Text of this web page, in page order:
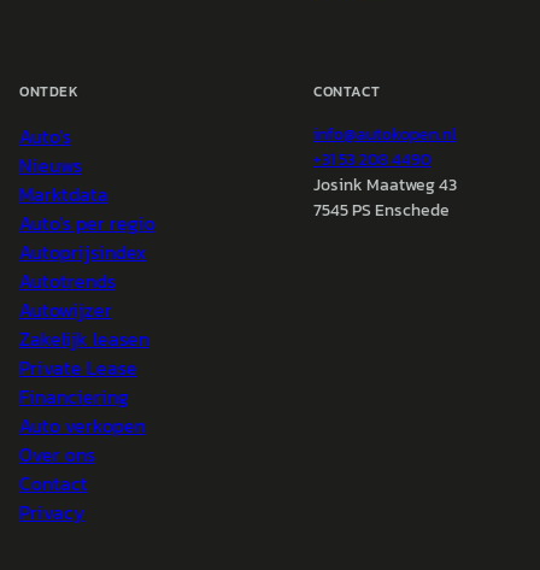
ONTDEK
Auto's
Nieuws
Marktdata
Auto's per regio
Autoprijsindex
Autotrends
Autowijzer
Zakelijk leasen
Private Lease
Financiering
Auto verkopen
Over ons
Contact
Privacy
CONTACT
info@autokopen.nl
+31 53 208 4490
Josink Maatweg 43
7545 PS Enschede